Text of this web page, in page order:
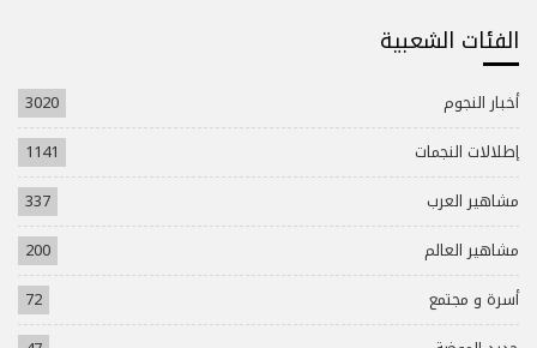
الفئات الشعبية
أخبار النجوم
3020
إطلالات النجمات
1141
مشاهير العرب
337
مشاهير العالم
200
أسرة و مجتمع
72